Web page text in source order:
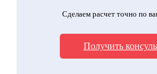
Сделаем расчет точно по
Получить